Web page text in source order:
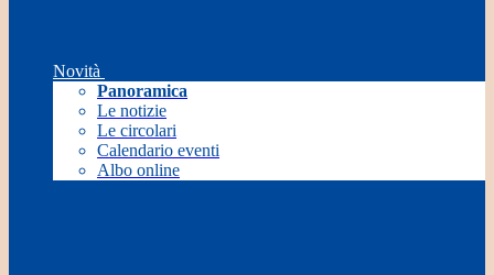
Novità
Panoramica
Le notizie
Le circolari
Calendario eventi
Albo online